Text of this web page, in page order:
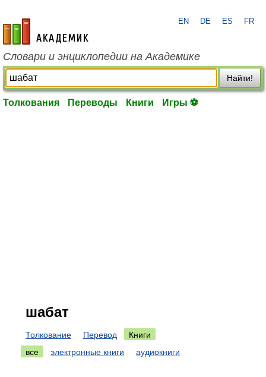
academic.ru
EN DE ES FR
Словари и энциклопедии на Академике
Найти!
Толкования Переводы Книги Игры ⚽
шабат
Толкование Перевод
Книги
все
электронные книги аудиокниги